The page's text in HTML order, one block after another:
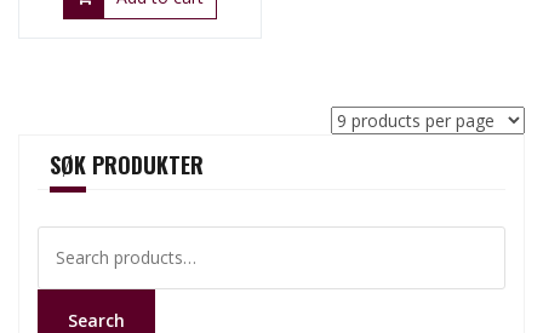
SØK PRODUKTER
for:
Search